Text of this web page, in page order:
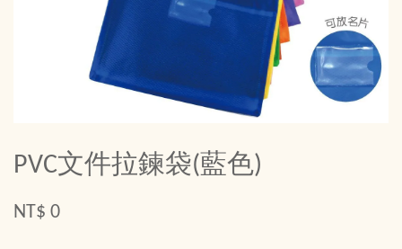
PVC文件拉鍊袋(藍色)
NT$ 0